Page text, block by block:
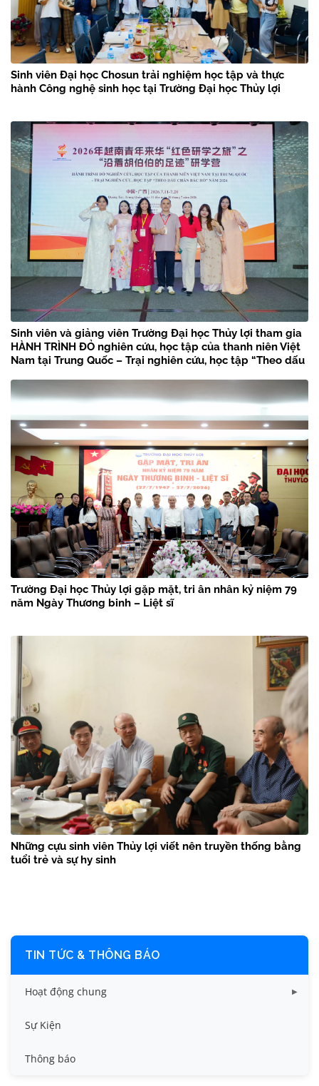
Sinh viên Đại học Chosun trải nghiệm học tập và thực
hành Công nghệ sinh học tại Trường Đại học Thủy lợi
Sinh viên và giảng viên Trường Đại học Thủy lợi tham gia
HÀNH TRÌNH ĐỎ nghiên cứu, học tập của thanh niên Việt
Nam tại Trung Quốc – Trại nghiên cứu, học tập “Theo dấu
Trường Đại học Thủy lợi gặp mặt, tri ân nhân kỷ niệm 79
năm Ngày Thương binh – Liệt sĩ
Những cựu sinh viên Thủy lợi viết nên truyền thống bằng
tuổi trẻ và sự hy sinh
TIN TỨC & THÔNG BÁO
Hoạt động chung
Tin công tác sinh viên
Tin đào tạo
Sự Kiện
Thông báo